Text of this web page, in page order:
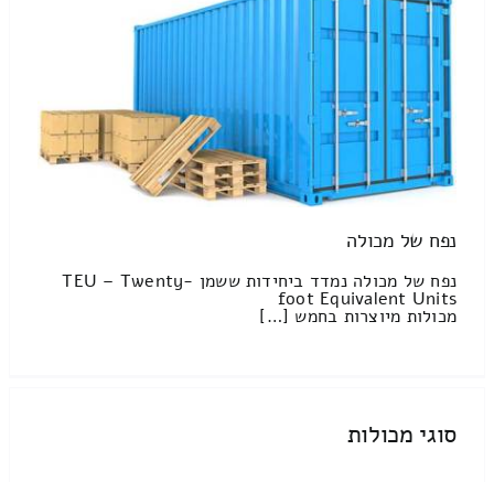
נפח של מכולה
נפח של מכולה נמדד ביחידות ששמן TEU – Twenty-
foot Equivalent Units
מכולות מיוצרות בחמש […]
סוגי מכולות